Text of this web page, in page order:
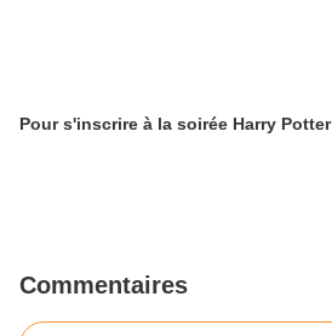
Pour s'inscrire à la soirée Harry Potter
Commentaires